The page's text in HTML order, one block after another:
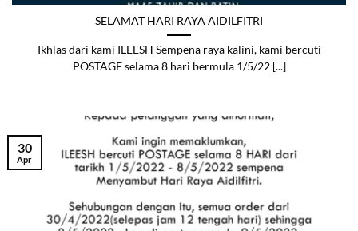
SELAMAT HARI RAYA AIDILFITRI
Ikhlas dari kami ILEESH Sempena raya kalini, kami bercuti
POSTAGE selama 8 hari bermula 1/5/22 [...]
30
Apr